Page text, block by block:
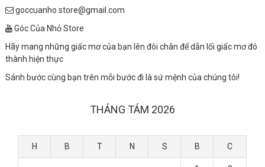
goccuanho.store@gmail.com
Góc Của Nhỏ Store
Hãy mang những giấc mơ của bạn lên đôi chân để dẫn lối giấc mơ đó
thành hiện thực
Sánh bước cùng bạn trên mỗi bước đi là sứ mệnh của chúng tôi!
THÁNG TÁM 2026
H B T N S B C